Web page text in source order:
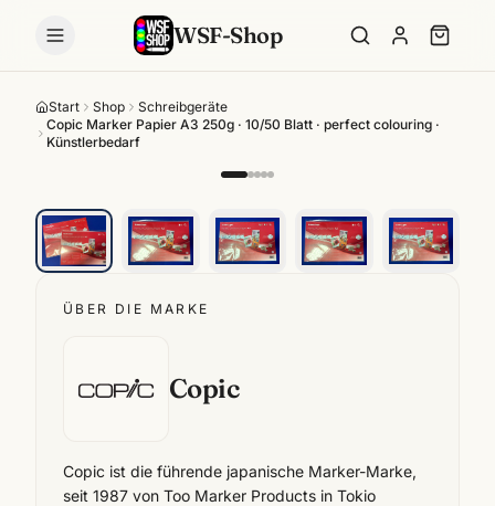
WSF-Shop
Start Shop
Schreibgeräte
Copic Marker Papier A3 250g · 10/50 Blatt · perfect colouring ·
Künstlerbedarf
ÜBER DIE MARKE
Copic
Copic ist die führende japanische Marker-Marke,
seit 1987 von Too Marker Products in Tokio